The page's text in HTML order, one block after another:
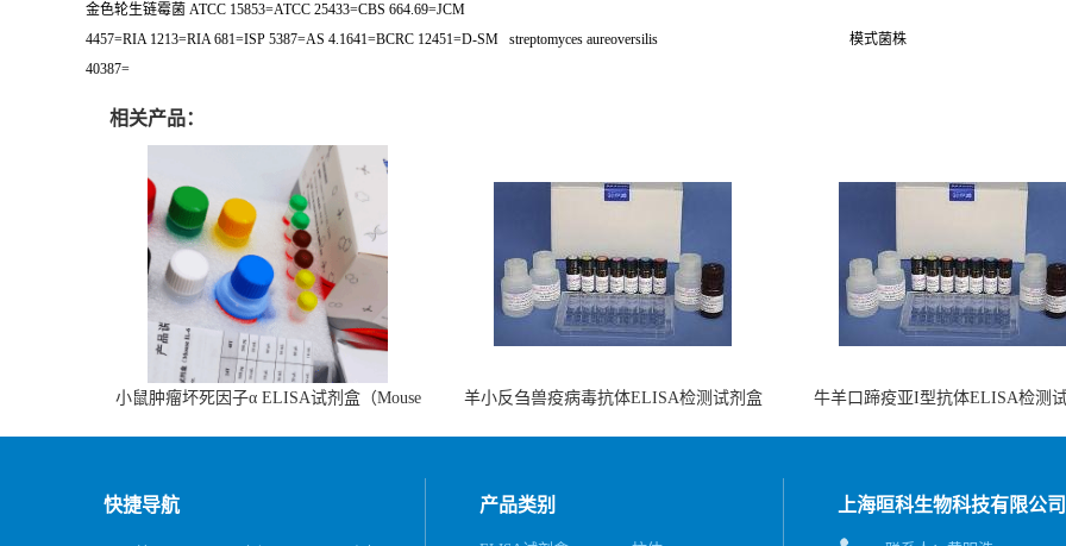
金色轮生链霉菌 ATCC 15853=ATCC 25433=CBS 664.69=JCM
4457=RIA 1213=RIA 681=ISP 5387=AS 4.1641=BCRC 12451=D-SM
40387=
streptomyces aureoversilis 模式菌株
相关产品：
小鼠肿瘤坏死因子α ELISA试剂盒（Mouse
羊小反刍兽疫病毒抗体ELISA检测试剂盒
牛羊口蹄疫亚I型抗体ELISA检测
快捷导航 产品类别 上海晅科生物科技有限公司